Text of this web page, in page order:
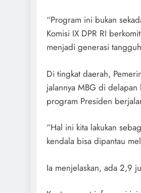
“Program ini bukan
Komisi IX DPR RI
menjadi generasi
Di tingkat daerah,
jalannya MBG di
program Presiden
“Hal ini kita lakukan
kendala bisa dipantau
Ia menjelaskan, ada 2,9